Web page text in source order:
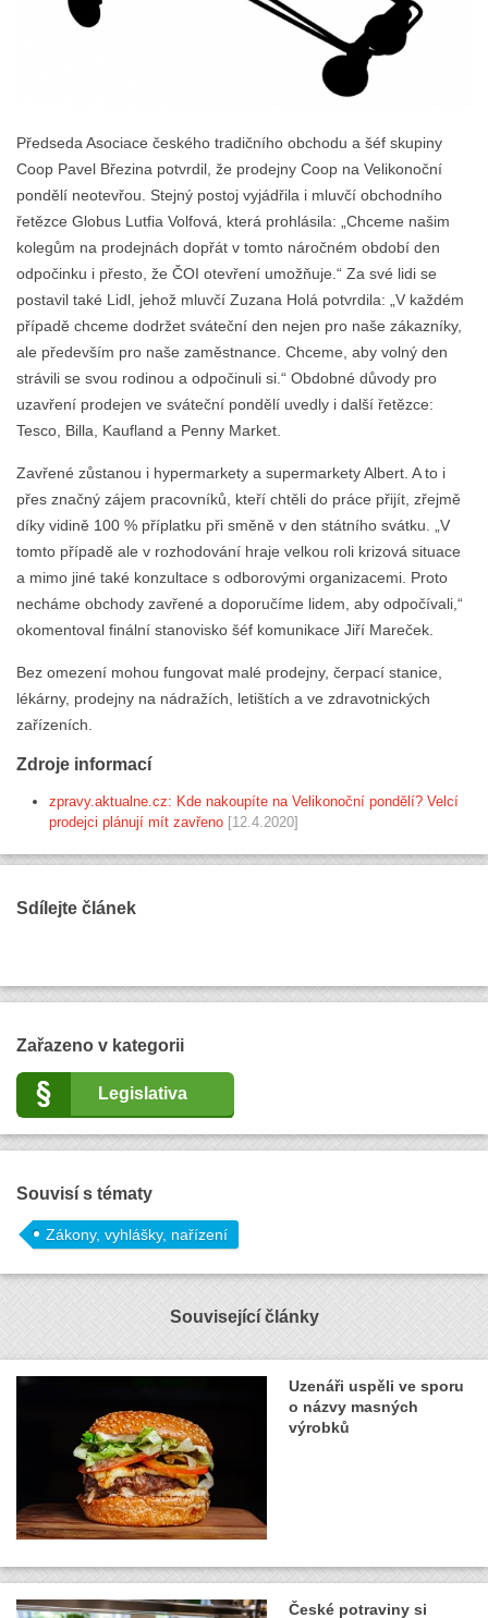
Předseda Asociace českého tradičního obchodu a šéf skupiny
Coop Pavel Březina potvrdil, že prodejny Coop na Velikonoční
pondělí neotevřou. Stejný postoj vyjádřila i mluvčí obchodního
řetězce Globus Lutfia Volfová, která prohlásila: „Chceme našim
kolegům na prodejnách dopřát v tomto náročném období den
odpočinku i přesto, že ČOI otevření umožňuje.“ Za své lidi se
postavil také Lidl, jehož mluvčí Zuzana Holá potvrdila: „V každém
případě chceme dodržet sváteční den nejen pro naše zákazníky,
ale především pro naše zaměstnance. Chceme, aby volný den
strávili se svou rodinou a odpočinuli si.“ Obdobné důvody pro
uzavření prodejen ve sváteční pondělí uvedly i další řetězce:
Tesco, Billa, Kaufland a Penny Market.
Zavřené zůstanou i hypermarkety a supermarkety Albert. A to i
přes značný zájem pracovníků, kteří chtěli do práce přijít, zřejmě
díky vidině 100 % příplatku při směně v den státního svátku. „V
tomto případě ale v rozhodování hraje velkou roli krizová situace
a mimo jiné také konzultace s odborovými organizacemi. Proto
necháme obchody zavřené a doporučíme lidem, aby odpočívali,“
okomentoval finální stanovisko šéf komunikace Jiří Mareček.
Bez omezení mohou fungovat malé prodejny, čerpací stanice,
lékárny, prodejny na nádražích, letištích a ve zdravotnických
zařízeních.
Zdroje informací
zpravy.aktualne.cz: Kde nakoupíte na Velikonoční pondělí? Velcí
prodejci plánují mít zavřeno [12.4.2020]
Sdílejte článek
Zařazeno v kategorii
Legislativa
Souvisí s tématy
Zákony, vyhlášky, nařízení
Související články
Uzenáři uspěli ve sporu
o názvy masných
výrobků
České potraviny si